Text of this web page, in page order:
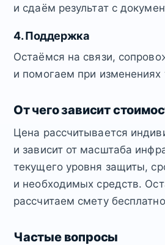
и сдаём результат с
4. Поддержка
Остаёмся на связи,
и помогаем при изменениях
От чего зависит
Цена рассчитывается
и зависит от масштаба
текущего уровня защиты,
и необходимых средств.
рассчитаем смету
Частые вопросы